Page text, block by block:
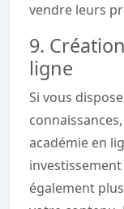
vendre leurs
9.
ligne
Si vous
académie en
également